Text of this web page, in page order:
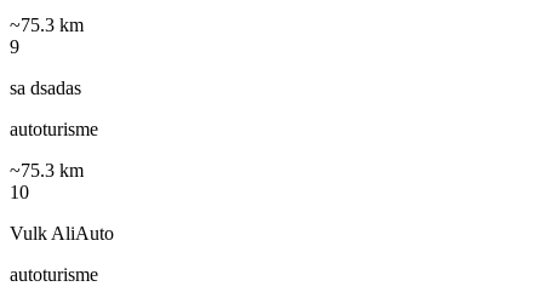
~75.3 km
9
sa dsadas
autoturisme
~75.3 km
10
Vulk AliAuto
autoturisme